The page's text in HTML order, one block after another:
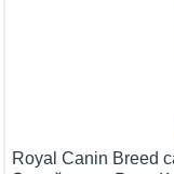
Royal Canin Breed